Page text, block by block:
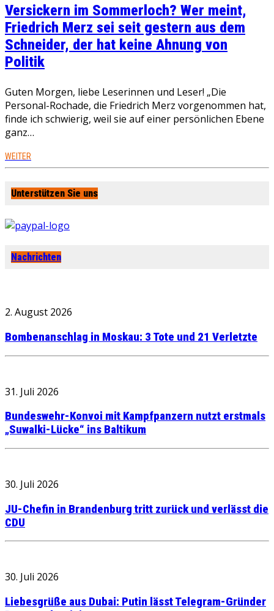
Versickern im Sommerloch? Wer meint,
Friedrich Merz sei seit gestern aus dem
Schneider, der hat keine Ahnung von
Politik
Guten Morgen, liebe Leserinnen und Leser! „Die
Personal-Rochade, die Friedrich Merz vorgenommen hat,
finde ich schwierig, weil sie auf einer persönlichen Ebene
ganz…
WEITER
Unterstützen Sie uns
Nachrichten
2. August 2026
Bombenanschlag in Moskau: 3 Tote und 21 Verletzte
31. Juli 2026
Bundeswehr-Konvoi mit Kampfpanzern nutzt erstmals
„Suwalki-Lücke“ ins Baltikum
30. Juli 2026
JU-Chefin in Brandenburg tritt zurück und verlässt die
CDU
30. Juli 2026
Liebesgrüße aus Dubai: Putin lässt Telegram-Gründer